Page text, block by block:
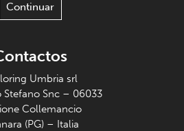
Continuar
Umbria srl
Stefano Snc – 06033
Collemancio
(PG) – Italia